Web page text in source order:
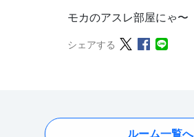
モカのアスレ部屋にゃ〜
シェアする
ルーム一覧へ